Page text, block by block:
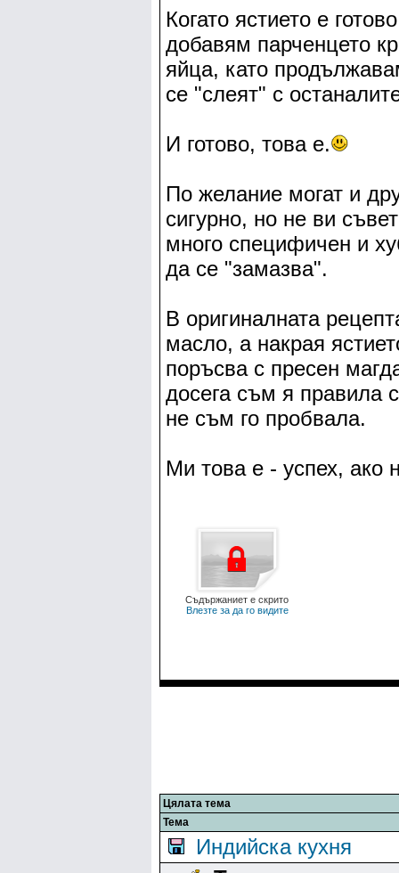
Когато ястието е
добавям парченцето
яйца, като
се "слеят" с
И готово, това е.
По желание могат и
сигурно, но не ви
много специфичен и
да се "замазва".
В оригиналната
масло, а накрая
поръсва с пресен
досега съм я правила
не съм го пробвала.
Ми това е - успех, ако
Съдържаниет е скрито
Влезте за да го видите
Цялата тема
Тема
Индийска кухня